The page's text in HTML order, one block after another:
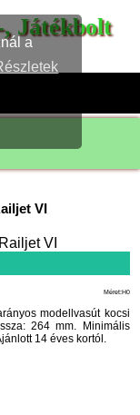
a
, Játékbolt
VI
Méret:H0
modellvasút kocsi
264 mm. Minimális
14 éves kortól.